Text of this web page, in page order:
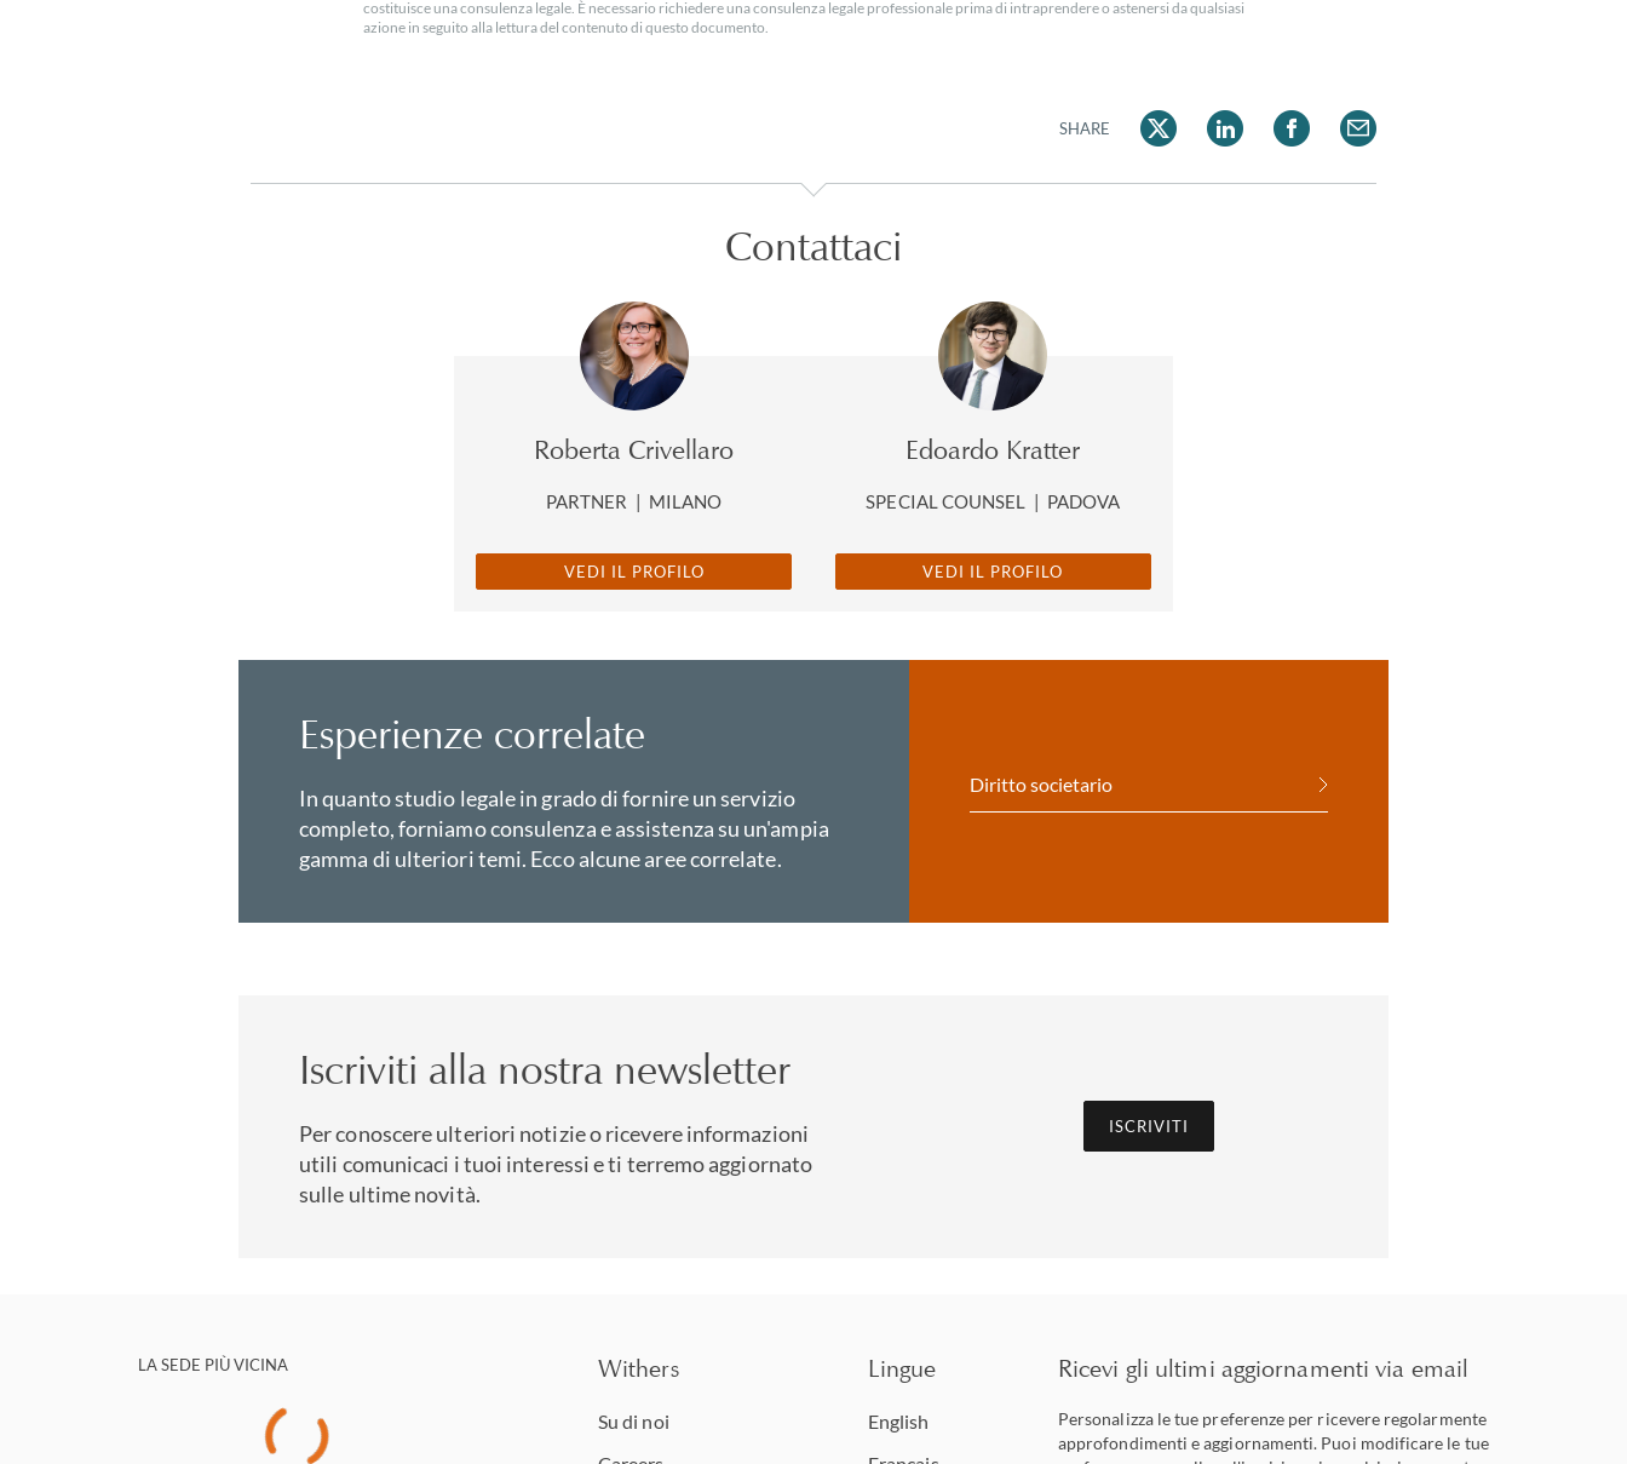
costituisce una consulenza legale. È necessario richiedere una consulenza legale professionale prima di intraprendere o astenersi da qualsiasi
azione in seguito alla lettura del contenuto di questo documento.
SHARE
Contattaci
Roberta Crivellaro
PARTNER | MILANO
VEDI IL PROFILO
Edoardo Kratter
SPECIAL COUNSEL | PADOVA
VEDI IL PROFILO
Esperienze correlate
In quanto studio legale in grado di fornire un servizio
completo, forniamo consulenza e assistenza su un'ampia
gamma di ulteriori temi. Ecco alcune aree correlate.
Diritto societario
Iscriviti alla nostra newsletter
Per conoscere ulteriori notizie o ricevere informazioni
utili comunicaci i tuoi interessi e ti terremo aggiornato
sulle ultime novità.
ISCRIVITI
LA SEDE PIÙ VICINA Withers
Su di noi
Lingue
English
Ricevi gli ultimi aggiornamenti via email
Personalizza le tue preferenze per ricevere regolarmente
approfondimenti e aggiornamenti. Puoi modificare le tue